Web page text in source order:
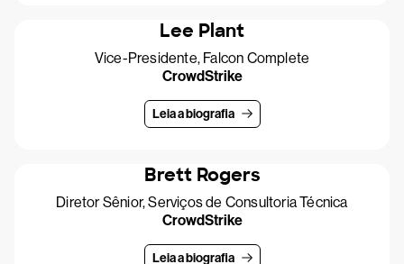
Lee Plant
Vice-Presidente, Falcon Complete
CrowdStrike
Leia a biografia
Brett Rogers
Diretor Sênior, Serviços de Consultoria Técnica
CrowdStrike
Leia a biografia